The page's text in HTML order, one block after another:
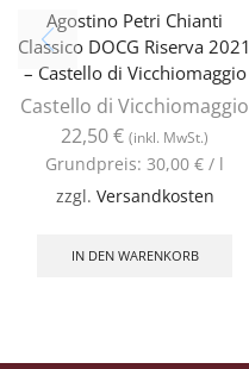
Agostino Petri Chianti
Classico DOCG Riserva 2021
– Castello di Vicchiomaggio
Castello di Vicchiomaggio
22,50€ (inkl. MwSt.)
Grundpreis:30,00€ / l
zzgl. Versandkosten
IN DEN WARENKORB